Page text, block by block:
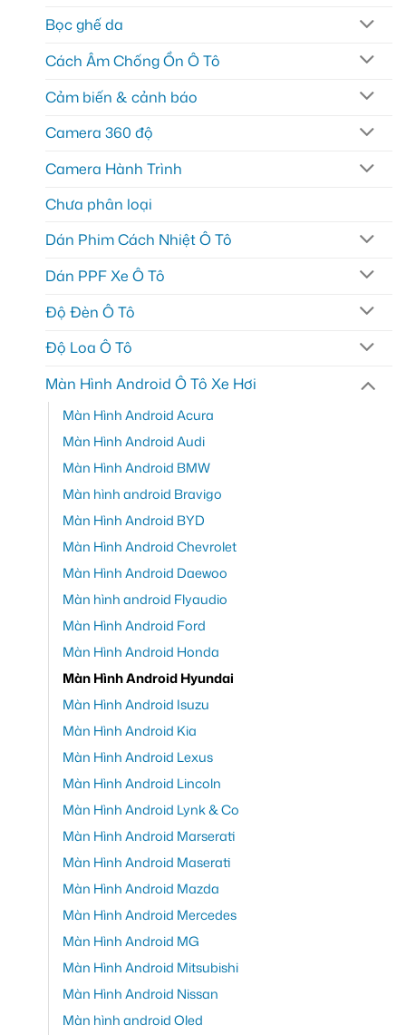
Bọc ghế da
Cách Âm Chống Ồn Ô Tô
Cảm biến & cảnh báo
Camera 360 độ
Camera Hành Trình
Chưa phân loại
Dán Phim Cách Nhiệt Ô Tô
Dán PPF Xe Ô Tô
Độ Đèn Ô Tô
Độ Loa Ô Tô
Màn Hình Android Ô Tô Xe Hơi
Màn Hình Android Acura
Màn Hình Android Audi
Màn Hình Android BMW
Màn hình android Bravigo
Màn Hình Android BYD
Màn Hình Android Chevrolet
Màn Hình Android Daewoo
Màn hình android Flyaudio
Màn Hình Android Ford
Màn Hình Android Honda
Màn Hình Android Hyundai
Màn Hình Android Isuzu
Màn Hình Android Kia
Màn Hình Android Lexus
Màn Hình Android Lincoln
Màn Hình Android Lynk & Co
Màn Hình Android Marserati
Màn Hình Android Maserati
Màn Hình Android Mazda
Màn Hình Android Mercedes
Màn Hình Android MG
Màn Hình Android Mitsubishi
Màn Hình Android Nissan
Màn hình android Oled